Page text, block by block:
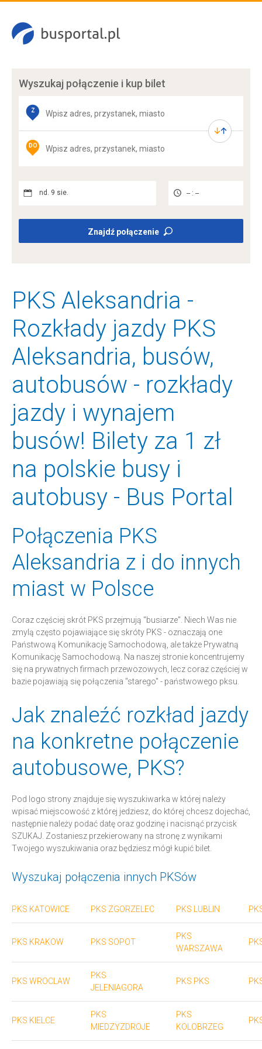
Wyszukaj połączenie i kup bilet
Z
DO
nd. 9 sie. -- : --
Znajdź połączenie
PKS Aleksandria -
Rozkłady jazdy PKS
Aleksandria, busów,
autobusów - rozkłady
jazdy i wynajem
busów! Bilety za 1 zł
na polskie busy i
autobusy - Bus Portal
Połączenia PKS
Aleksandria z i do innych
miast w Polsce
Coraz częściej skrót PKS przejmują "busiarze". Niech Was nie
zmylą często pojawiające się skróty PKS - oznaczają one
Państwową Komunikację Samochodową, ale także Prywatną
Komunikację Samochodową. Na naszej stronie koncentrujemy
się na prywatnych firmach przewozowych, lecz coraz częściej w
bazie pojawiają się połączenia "starego" - państwowego pksu.
Jak znaleźć rozkład jazdy
na konkretne połączenie
autobusowe, PKS?
Pod logo strony znajduje się wyszukiwarka w której należy
wpisać miejscowość z której jedziesz, do której chcesz dojechać,
następnie należy podać datę oraz godzinę i nacisnąć przycisk
SZUKAJ. Zostaniesz przekierowany na stronę z wynikami
Twojego wyszukiwania oraz będziesz mógł kupić bilet.
Wyszukaj połączenia innych PKSów
PKS KATOWICE PKS ZGORZELEC PKS LUBLIN
PKS KRAKOW PKS SOPOT
PKS
WARSZAWA
PKS WROCLAW
PKS
JELENIAGORA
PKS PKS
PKS KIELCE
PKS
MIEDZYZDROJE
PKS
KOLOBRZEG